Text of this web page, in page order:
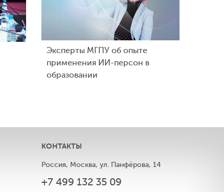
Эксперты МГПУ об опыте
применения ИИ-персон в
образовании
КОНТАКТЫ
Россия, Москва, ул. Панфёрова, 14
+7 499 132 35 09